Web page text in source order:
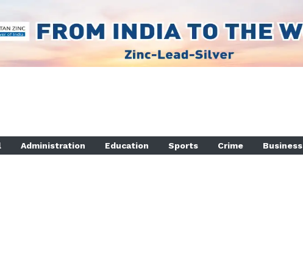
Administration Education Sports Crime Business